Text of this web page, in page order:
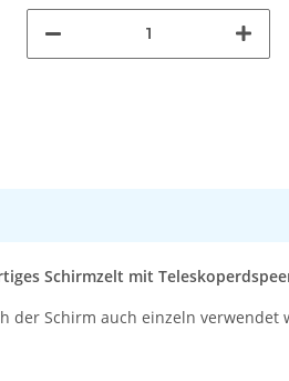
Schirmzelt mit
der Schirm auch einzeln verwendet